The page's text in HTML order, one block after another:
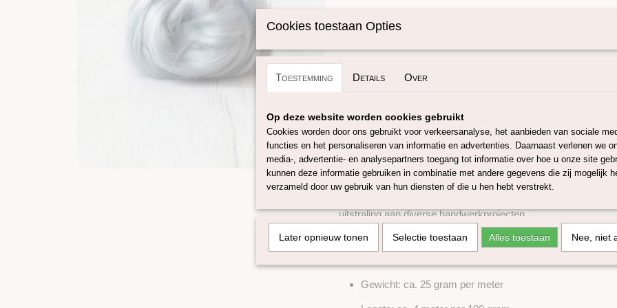
Specificaties
Productcode
Omschrijving
Viscose (kunstzijde) grijs in lont.
zich goed combineren met zowel zachte als contrasterende
Onze viscose is afkomstig uit Duitsland en wordt geverfd in
voldoet aan de Oeko-Tex Standard 100 en vindt plaats in een
(laatste versie) en GRS-gecertificeerd is. Dit garandeert een
betrouwbare kwaliteit.
uitstraling aan diverse handwerkprojecten.
Specificaties:
Gewicht: ca. 25 gram per meter
Cookies toestaan Opties
Toestemming Details Over
Op deze website worden cookies gebruikt
Cookies worden door ons gebruikt voor verkeersanalyse, het aanbieden van sociale
functies en het personaliseren van informatie en advertenties. Daarnaast verlenen we
media-, advertentie- en analysepartners toegang tot informatie over hoe u onze site
kunnen deze informatie gebruiken in combinatie met andere gegevens die zij mogelijk
verzameld door uw gebruik van hun diensten of die u hen hebt verstrekt.
Later opnieuw tonen Selectie toestaan Alles toestaan Nee, niet